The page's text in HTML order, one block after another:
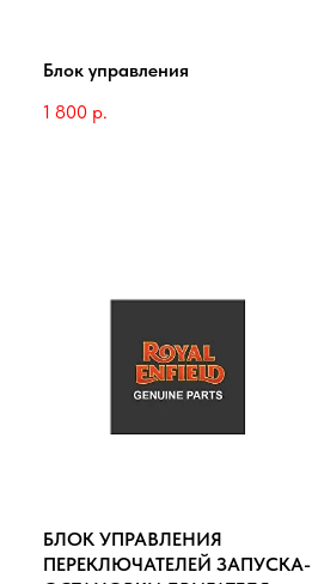
Блок управления
1 800 р.
БЛОК УПРАВЛЕНИЯ
ПЕРЕКЛЮЧАТЕЛЕЙ ЗАПУСКА-